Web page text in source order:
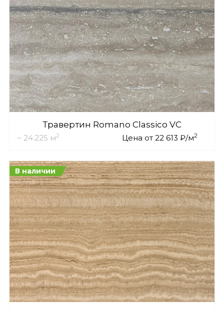
Травертин Romano Classico VC
~ 24.225 м2 Цена от 22 613 ₽/м2
В наличии